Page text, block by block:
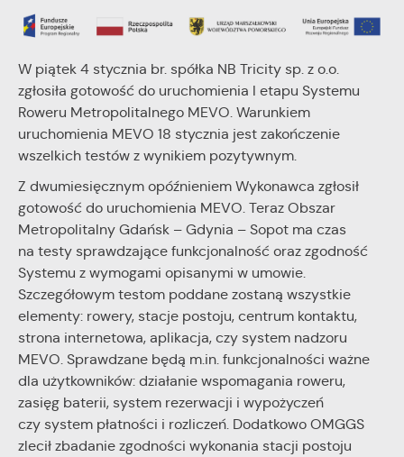
W piątek 4 stycznia br. spółka NB Tricity sp. z o.o.
zgłosiła gotowość do uruchomienia I etapu Systemu
Roweru Metropolitalnego MEVO. Warunkiem
uruchomienia MEVO 18 stycznia jest zakończenie
wszelkich testów z wynikiem pozytywnym.
Z dwumiesięcznym opóźnieniem Wykonawca zgłosił
gotowość do uruchomienia MEVO. Teraz Obszar
Metropolitalny Gdańsk – Gdynia – Sopot ma czas
na testy sprawdzające funkcjonalność oraz zgodność
Systemu z wymogami opisanymi w umowie.
Szczegółowym testom poddane zostaną wszystkie
elementy: rowery, stacje postoju, centrum kontaktu,
strona internetowa, aplikacja, czy system nadzoru
MEVO. Sprawdzane będą m.in. funkcjonalności ważne
dla użytkowników: działanie wspomagania roweru,
zasięg baterii, system rezerwacji i wypożyczeń
czy system płatności i rozliczeń. Dodatkowo OMGGS
zlecił zbadanie zgodności wykonania stacji postoju
stronach podmiotów trzecich lub firm będących naszymi
partnerami oraz innych dostawców usług. Firmy te działają w
postaci wiadomości, ofert, komunikatów mediów
społecznościowych.